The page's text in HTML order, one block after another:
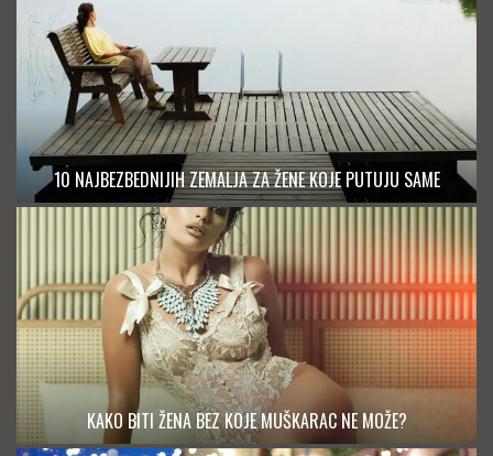
10 NAJBEZBEDNIJIH ZEMALJA ZA ŽENE KOJE PUTUJU SAME
KAKO BITI ŽENA BEZ KOJE MUŠKARAC NE MOŽE?